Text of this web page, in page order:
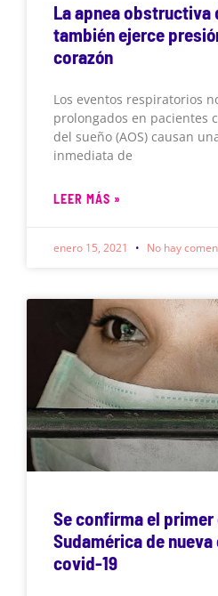
La apnea obstructiva
también ejerce
corazón
Los eventos respiratorios
prolongados en pacientes
del sueño (AOS) causan
inmediata de
LEER MÁS »
enero 15, 2021 No hay
Se confirma el primer
Sudamérica de
covid-19